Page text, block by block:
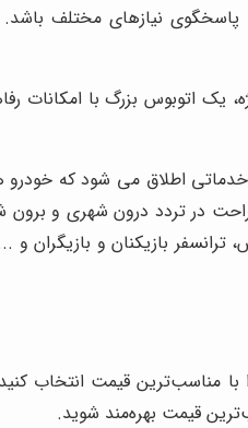
نیازهای مختلف باشد.
اتوبوس بزرگ با امکانات
اطلاق می شود که خودرو
در تردد درون شهری و برون
بازیکنان و بازیگران و ...
با مناسب‌ترین قیمت انتخاب
قیمت بهره‌مند شوید.